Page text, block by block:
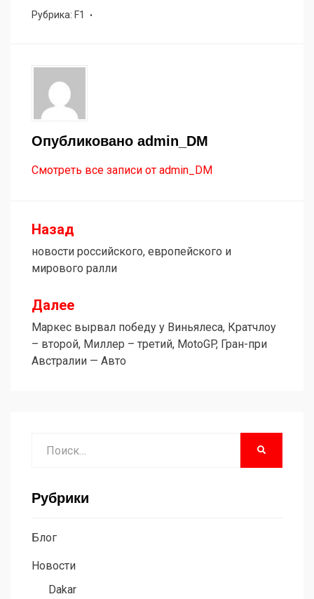
Рубрика: F1
Опубликовано admin_DM
Смотреть все записи от admin_DM
Навигация
по
записям
Назад
новости российского, европейского и
мирового ралли
Далее
Маркес вырвал победу у Виньялеса, Кратчлоу
– второй, Миллер – третий, MotoGP, Гран-при
Австралии — Авто
Рубрики
Блог
Новости
Dakar